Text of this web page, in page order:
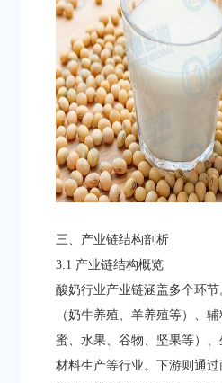
三、产业链结构剖析​
3.1 产业链结构概览​
酸奶行业产业链涵盖多个环
（奶牛养殖、羊养殖等）、
蜜、水果、谷物、坚果等）
材料生产等行业。下游则通